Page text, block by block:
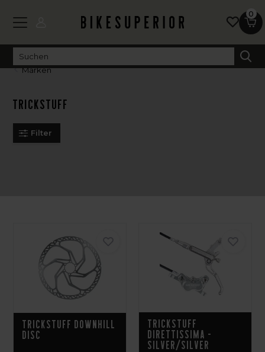
0
Marken
Trickstuff
Filter
Trickstuff Downhill
Disc
Trickstuff
Direttissima -
Silver/Silver